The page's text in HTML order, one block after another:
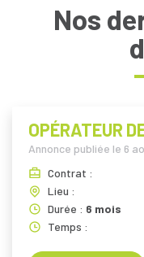
Nos
OPÉRATEUR
Annonce publiée le 6
Contrat :
Lieu :
Durée : 6 mois
Temps :